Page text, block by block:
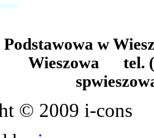
Podstawowa w
Wieszowa tel.
© 2009 i-cons